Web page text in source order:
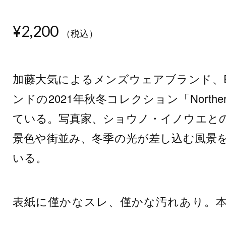
¥2,200 （税込）
加藤大気によるメンズウェアブランド
ンドの2021年秋冬コレクション「
ている。写真家、ショウノ・イノウエと
景色や街並み、冬季の光が差し込む風景
いる。
表紙に僅かなスレ、僅かな汚れあり。